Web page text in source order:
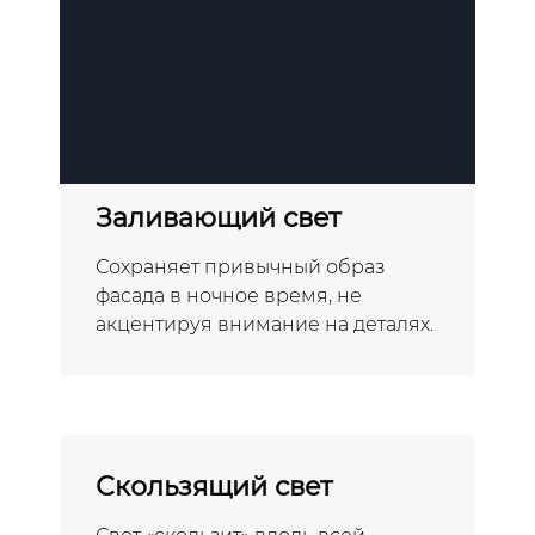
Заливающий свет
Сохраняет привычный образ
фасада в ночное время, не
акцентируя внимание на деталях.
Скользящий свет